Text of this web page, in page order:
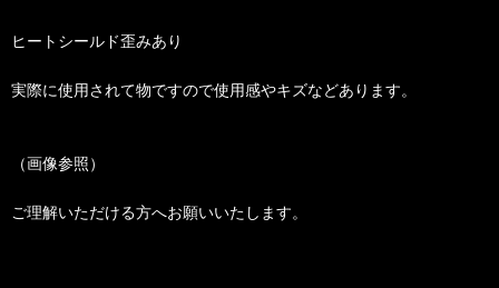
ヒートシールド歪みあり
実際に使用されて物ですので使用感やキズなどあります。
（画像参照）
ご理解いただける方へお願いいたします。